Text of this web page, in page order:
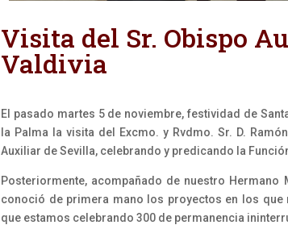
Visita del Sr. Obispo
Valdivia
El pasado martes 5 de noviembre, festividad de
la Palma la visita del Excmo. y Rvdmo. Sr. D.
Auxiliar de Sevilla, celebrando y predicando la
Posteriormente, acompañado de nuestro Hermano
conoció de primera mano los proyectos en los que
que estamos celebrando 300 de permanencia